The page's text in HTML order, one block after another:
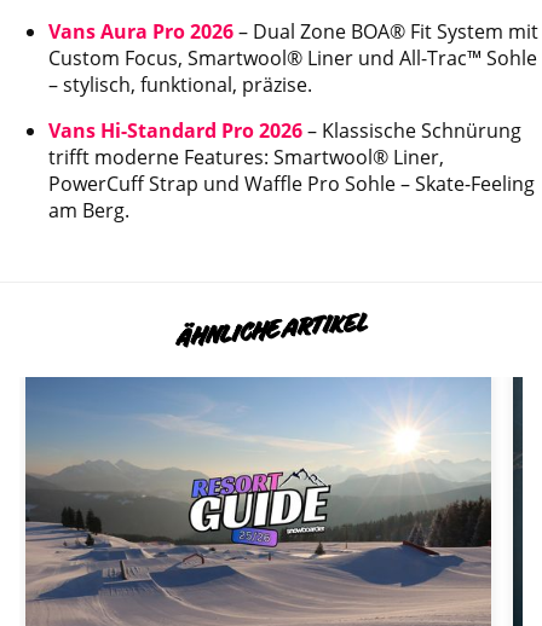
Vans Aura Pro 2026– Dual Zone BOA® Fit System mit
Custom Focus, Smartwool® Liner und All-Trac™ Sohle
– stylisch, funktional, präzise.
Vans Hi-Standard Pro 2026– Klassische Schnürung
trifft moderne Features: Smartwool® Liner,
PowerCuff Strap und Waffle Pro Sohle – Skate-Feeling
am Berg.
ÄHNLICHE ARTIKEL